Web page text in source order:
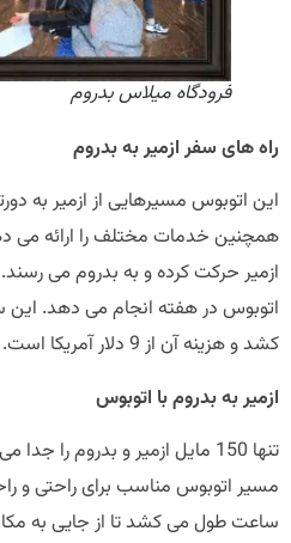
فرودگاه میلاس بدروم
های سفر ازمیر به بدروم
اتوبوس مسیرهایی از ازمیر به
خدمات مختلف را ارائه می دهد.
آن از 9 دلار آمریکا است.
به بدروم با اتوبوس
تنها 150 مایل ازمیر و بدروم را جدا می
طول می کشد تا از جایی به مکان